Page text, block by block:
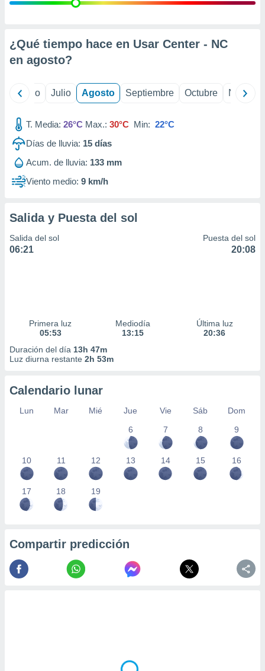
e
mediante
publicidad
de
1199
¿Qué tiempo hace en Usar Center - NC
en agosto?
Junio Julio Agosto Septiembre Octubre
T. Media: 26°C Max.: 30°C Min: 22°C
Días de lluvia: 15 días
Acum. de lluvia: 133 mm
Viento medio: 9 km/h
Salida y Puesta del sol
Salida del sol
06:21
Puesta del sol
20:08
Primera luz
05:53
Mediodía
13:15
Última luz
20:36
Duración del día 13h 47m
Luz diurna restante 2h 53m
Calendario lunar
Lun Mar Mié Jue Vie Sáb
Dom
6
7 8 9
10 11 12 13 14 15 16
17 18 19
Compartir predicción